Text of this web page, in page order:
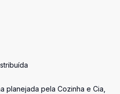
planejada pela Cozinha e Cia,